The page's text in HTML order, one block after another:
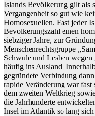
Islands Bevölkerung gilt als
Vergangenheit so gut wie
Homosexuellen. Fast jeder
Bevölkerungszahl einen
siebziger Jahre, zur
Menschenrechtsgruppe
Schwule und Lesben
häufig ins Ausland.
gegründete Verbindung
rapide Veränderung war
dem zweiten Weltkrieg
die Jahrhunderte
Insel im Atlantik so lang sich